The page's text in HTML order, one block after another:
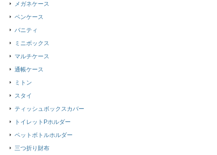
メガネケース
ペンケース
バニティ
ミニボックス
マルチケース
通帳ケース
ミトン
スタイ
ティッシュボックスカバー
トイレットPホルダー
ペットボトルホルダー
三つ折り財布